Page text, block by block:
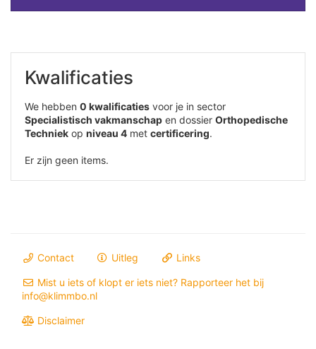
Kwalificaties
We hebben 0 kwalificaties voor je in sector
Specialistisch vakmanschap en dossier Orthopedische
Techniek op niveau 4 met certificering.
Er zijn geen items.
Contact Uitleg Links
Mist u iets of klopt er iets niet? Rapporteer het bij
info@klimmbo.nl
Disclaimer